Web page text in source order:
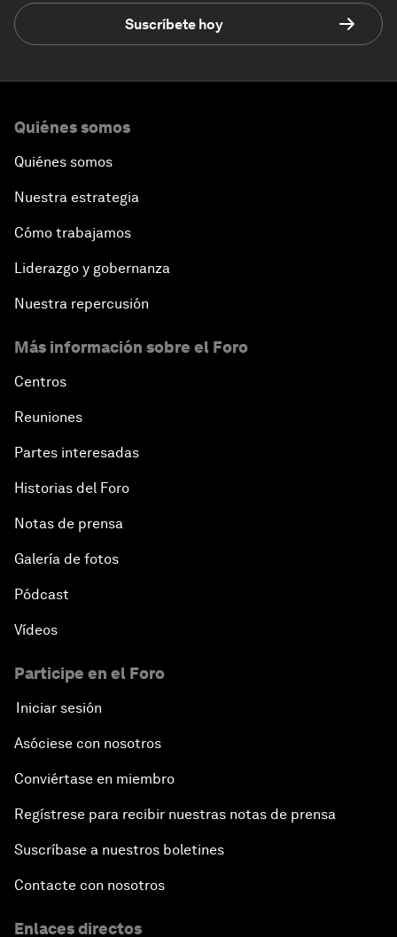
Suscríbete hoy
Quiénes somos
Quiénes somos
Nuestra estrategia
Cómo trabajamos
Liderazgo y gobernanza
Nuestra repercusión
Más información sobre el Foro
Centros
Reuniones
Partes interesadas
Historias del Foro
Notas de prensa
Galería de fotos
Pódcast
Vídeos
Participe en el Foro
Iniciar sesión
Asóciese con nosotros
Conviértase en miembro
Regístrese para recibir nuestras notas de prensa
Suscríbase a nuestros boletines
Contacte con nosotros
Enlaces directos